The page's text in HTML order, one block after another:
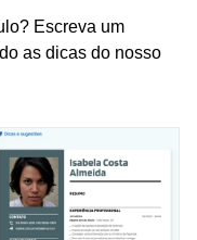
Escreva um
as dicas do nosso